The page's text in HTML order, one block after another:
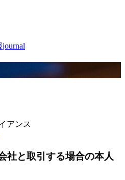
journal
アンス
社と取引する場合の本人